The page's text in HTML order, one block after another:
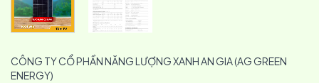
CÔNG TY CỔ PHẦN NĂNG LƯỢNG XANH AN GIA (AG GREEN
ENERGY)